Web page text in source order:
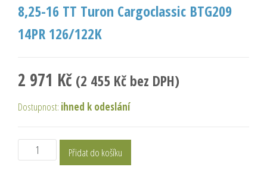
8,25-16 TT Turon Cargoclassic BTG209
14PR 126/122K
2 971 Kč (2 455 Kč bez DPH)
Dostupnost: ihned k odeslání
Přidat do košíku